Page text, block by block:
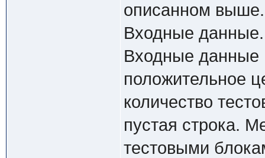
описанном выше.
Входные данные.
Входные данные
положительное
количество
пустая строка.
тестовыми